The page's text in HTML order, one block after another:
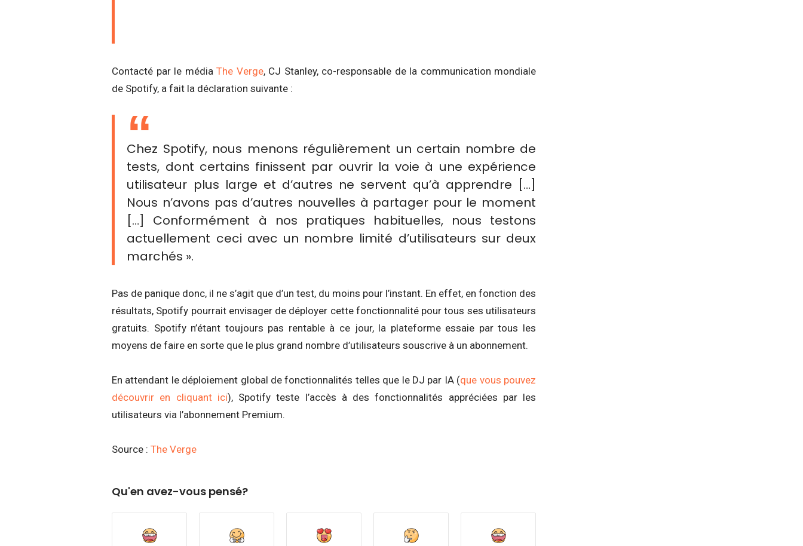
Contacté par le média The Verge, CJ Stanley, co-responsable de la communication mondiale
de Spotify, a fait la déclaration suivante :
Chez Spotify, nous menons régulièrement un certain nombre de
tests, dont certains finissent par ouvrir la voie à une expérience
utilisateur plus large et d’autres ne servent qu’à apprendre […]
Nous n’avons pas d’autres nouvelles à partager pour le moment
[…] Conformément à nos pratiques habituelles, nous testons
actuellement ceci avec un nombre limité d’utilisateurs sur deux
marchés ».
Pas de panique donc, il ne s’agit que d’un test, du moins pour l’instant. En effet, en fonction des
résultats, Spotify pourrait envisager de déployer cette fonctionnalité pour tous ses utilisateurs
gratuits. Spotify n’étant toujours pas rentable à ce jour, la plateforme essaie par tous les
moyens de faire en sorte que le plus grand nombre d’utilisateurs souscrive à un abonnement.
En attendant le déploiement global de fonctionnalités telles que le DJ par IA (que vous pouvez
découvrir en cliquant ici), Spotify teste l’accès à des fonctionnalités appréciées par les
utilisateurs via l’abonnement Premium.
Source : The Verge
Qu'en avez-vous pensé?